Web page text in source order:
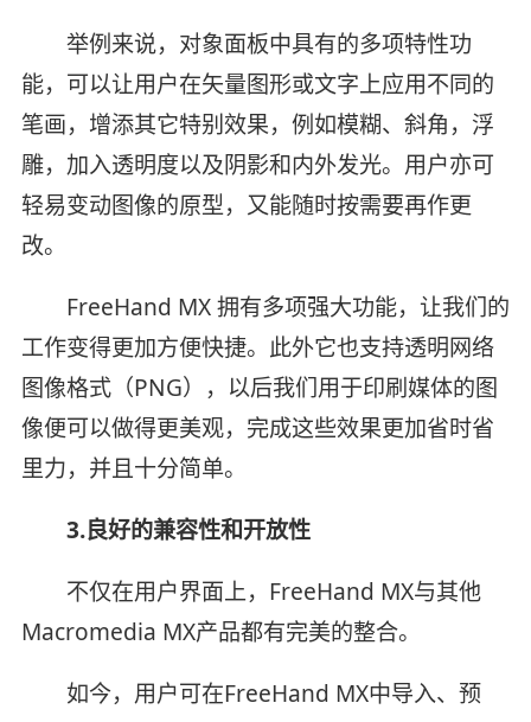
举例来说，对象面板中具有的多项特性功
能，可以让用户在矢量图形或文字上应用不同的
笔画，增添其它特别效果，例如模糊、斜角，浮
雕，加入透明度以及阴影和内外发光。用户亦可
轻易变动图像的原型，又能随时按需要再作更
改。
FreeHand MX 拥有多项强大功能，让我们的
工作变得更加方便快捷。此外它也支持透明网络
图像格式（PNG），以后我们用于印刷媒体的图
像便可以做得更美观，完成这些效果更加省时省
里力，并且十分简单。
3.良好的兼容性和开放性
不仅在用户界面上，FreeHand MX与其他
Macromedia MX产品都有完美的整合。
如今，用户可在FreeHand MX中导入、预